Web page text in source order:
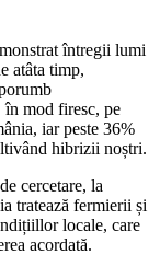
întregii lumi
atâta timp,
în mod firesc, pe
iar peste 36%
hibrizii noștri.
cercetare, la
tratează fermierii și
locale, care
acordată.